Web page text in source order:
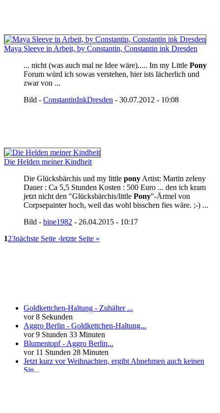
Maya Sleeve in Arbeit, by Constantin, Constantin ink Dresden
... nicht (was auch mal ne Idee wäre)..... Im my Little Pony
Forum würd ich sowas verstehen, hier ists lächerlich und
zwar von ...
Bild - ConstantinInkDresden - 30.07.2012 - 10:08
Die Helden meiner Kindheit
Die Glücksbärchis und my little pony Artist: Martin zeleny
Dauer : Ca 5,5 Stunden Kosten : 500 Euro ... den ich kram
jetzt nicht den "Glücksbärchis/little Pony"-Ärmel von
Corpsepainter hoch, weil das wohl bisschen fies wäre. ;-) ...
Bild - bine1982 - 26.04.2015 - 10:17
123nächste Seite ›letzte Seite »
Goldkettchen-Haltung - Zuhälter ...
vor 8 Sekunden
Aggro Berlin - Goldkettchen-Haltung...
vor 9 Stunden 33 Minuten
Blumentopf - Aggro Berlin...
vor 11 Stunden 28 Minuten
Jetzt kurz vor Weihnachten, ergibt Abnehmen auch keinen
Sin...